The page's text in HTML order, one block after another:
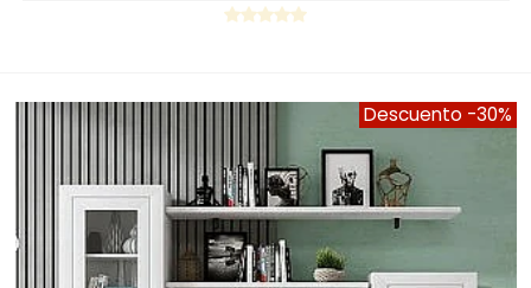
Descuento -30%